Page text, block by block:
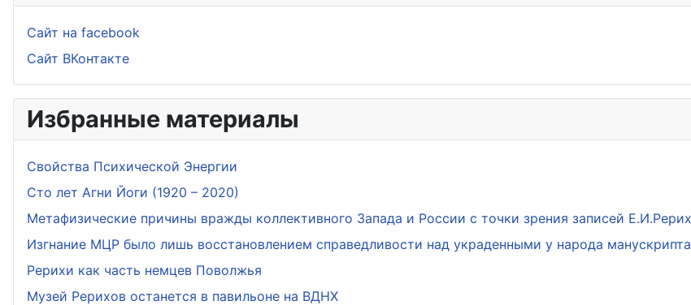
Сайт на facebook
Сайт ВКонтакте
Избранные материалы
Свойства Психической Энергии
Сто лет Агни Йоги (1920 – 2020)
Метафизические причины вражды коллективного Запада и России с точки зрения записей Е.И.Рерих
Изгнание МЦР было лишь восстановлением справедливости над украденными у народа
Рерихи как часть немцев Поволжья
Музей Рерихов останется в павильоне на ВДНХ